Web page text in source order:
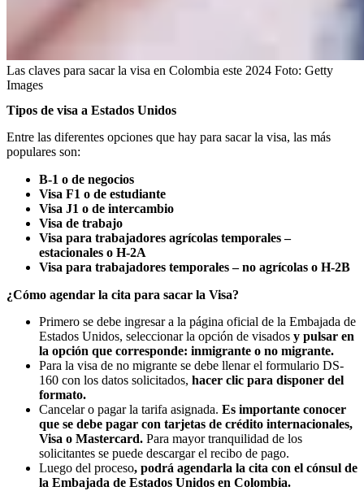
Las claves para sacar la visa en Colombia este 2024 Foto: Getty
Images
Tipos de visa a Estados Unidos
Entre las diferentes opciones que hay para sacar la visa, las más
populares son:
B-1 o de negocios
Visa F1 o de estudiante
Visa J1 o de intercambio
Visa de trabajo
Visa para trabajadores agrícolas temporales –
estacionales o H-2A
Visa para trabajadores temporales – no agrícolas o H-2B
¿Cómo agendar la cita para sacar la Visa?
Primero se debe ingresar a la página oficial de la Embajada de
Estados Unidos, seleccionar la opción de visados y pulsar en
la opción que corresponde: inmigrante o no migrante.
Para la visa de no migrante se debe llenar el formulario DS-
160 con los datos solicitados, hacer clic para disponer del
formato.
Cancelar o pagar la tarifa asignada. Es importante conocer
que se debe pagar con tarjetas de crédito internacionales,
Visa o Mastercard. Para mayor tranquilidad de los
solicitantes se puede descargar el recibo de pago.
Luego del proceso, podrá agendarla la cita con el cónsul de
la Embajada de Estados Unidos en Colombia.